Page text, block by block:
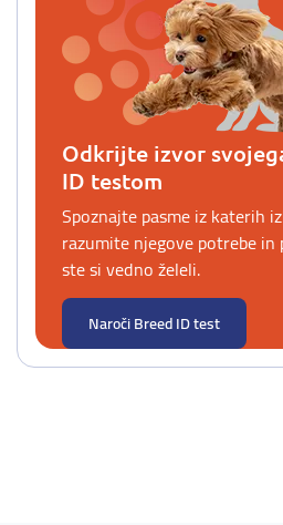
Odkrijte izvor
ID testom
Spoznajte pasme iz katerih
razumite njegove potrebe
ste si vedno želeli.
Naroči Breed ID test